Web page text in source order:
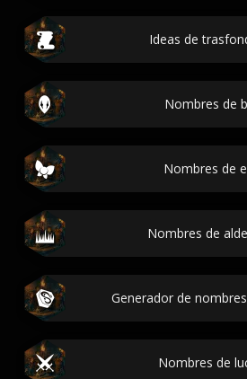
Ideas de
Nombres de
Nombres de
Nombres de
Generador de
Nombres de